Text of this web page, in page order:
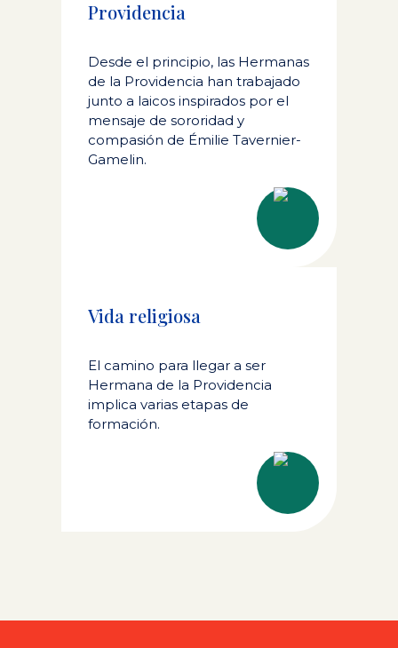
Providencia
Desde el principio, las Hermanas
de la Providencia han trabajado
junto a laicos inspirados por el
mensaje de sororidad y
compasión de Émilie Tavernier-
Gamelin.
Vida religiosa
El camino para llegar a ser
Hermana de la Providencia
implica varias etapas de
formación.